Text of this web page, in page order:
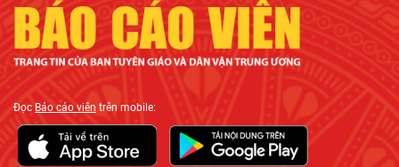
ĐọcBáo cáo viên trên mobile: